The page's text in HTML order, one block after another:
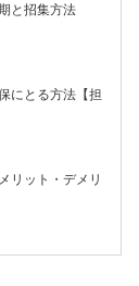
と招集方法
にとる方法【担
リット・デメリ